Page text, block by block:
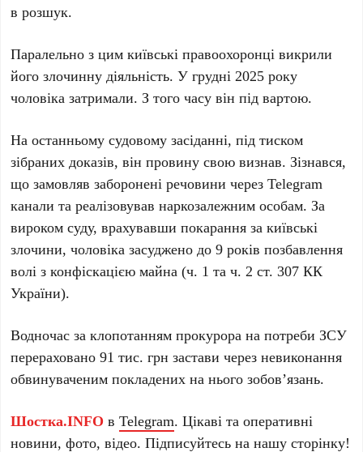
в розшук.
Паралельно з цим київські правоохоронці викрили
його злочинну діяльність. У грудні 2025 року
чоловіка затримали. З того часу він під вартою.
На останньому судовому засіданні, під тиском
зібраних доказів, він провину свою визнав. Зізнався,
що замовляв заборонені речовини через Telegram
канали та реалізовував наркозалежним особам. За
вироком суду, врахувавши покарання за київські
злочини, чоловіка засуджено до 9 років позбавлення
волі з конфіскацією майна (ч. 1 та ч. 2 ст. 307 КК
України).
Водночас за клопотанням прокурора на потреби ЗСУ
перераховано 91 тис. грн застави через невиконання
обвинуваченим покладених на нього зобов’язань.
Шостка.INFO вTelegram. Цікаві та оперативні
новини, фото, відео. Підписуйтесь на нашусторінку!